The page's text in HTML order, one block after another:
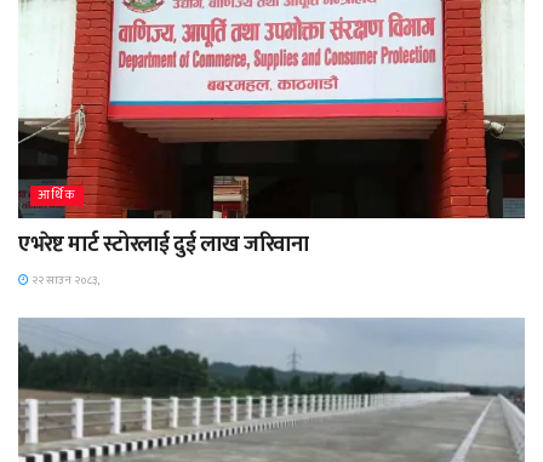
आर्थिक
एभरेष्ट मार्ट स्टोरलाई दुई लाख जरिवाना
२२ साउन २०८३,